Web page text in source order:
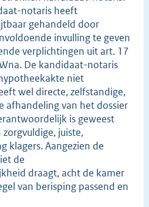
notaris heeft
gehandeld door
invulling te geven
verplichtingen uit art. 17
De kandidaat-notaris
niet
wel directe, zelfstandige,
afhandeling van het dossier
is geweest
juiste,
klagers. Aangezien de
de
draagt, acht de kamer
van berisping passend en